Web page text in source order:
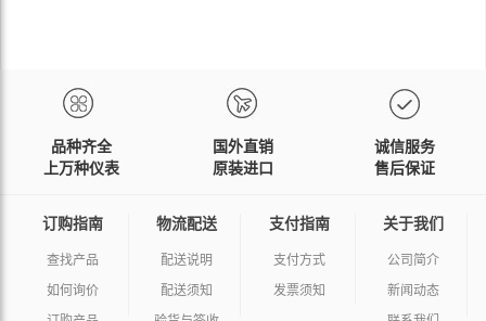
品种齐全
上万种仪表
国外直销
原装进口
诚信服务
售后保证
订购指南
查找产品
如何询价
物流配送
配送说明
配送须知
支付指南
支付方式
发票须知
关于我们
公司简介
新闻动态